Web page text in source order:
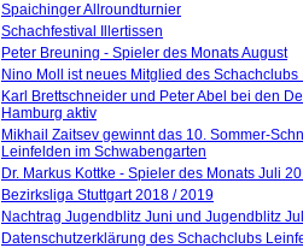
Spaichinger Allroundturnier
Schachfestival Illertissen
Peter Breuning - Spieler des Monats August
Nino Moll ist neues Mitglied des
Karl Brettschneider und Peter Abel bei den
Hamburg aktiv
Mikhail Zaitsev gewinnt das 10. Sommer-
Leinfelden im Schwabengarten
Dr. Markus Kottke - Spieler des Monats Juli
Bezirksliga Stuttgart 2018 / 2019
Nachtrag Jugendblitz Juni und Jugendblitz
Datenschutzerklärung des Schachclubs